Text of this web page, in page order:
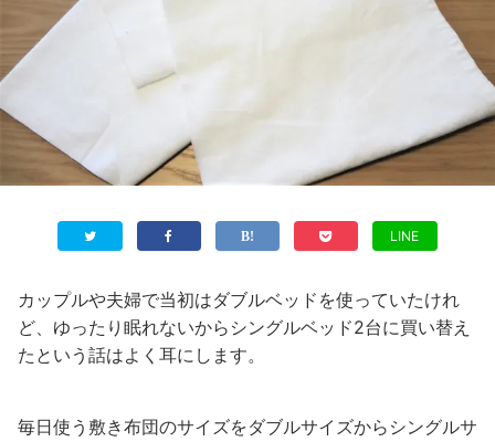
LINE
カップルや夫婦で当初はダブルベッドを使っていたけれ
ど、ゆったり眠れないからシングルベッド2台に買い替え
たという話はよく耳にします。
毎日使う敷き布団のサイズをダブルサイズからシングルサ